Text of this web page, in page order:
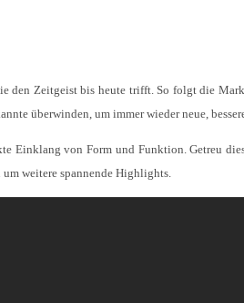
den Zeitgeist bis heute trifft. So folgt die
überwinden, um immer wieder neue,
Einklang von Form und Funktion. Getreu
weitere spannende Highlights.